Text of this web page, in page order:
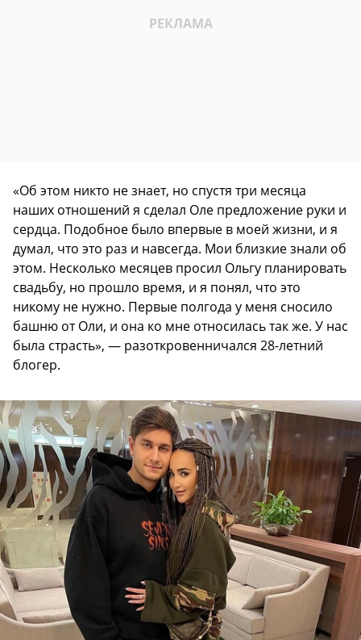
«Об этом никто не знает, но спустя три месяца
наших отношений я сделал Оле предложение руки и
сердца. Подобное было впервые в моей жизни, и я
думал, что это раз и навсегда. Мои близкие знали об
этом. Несколько месяцев просил Ольгу планировать
свадьбу, но прошло время, и я понял, что это
никому не нужно. Первые полгода у меня сносило
башню от Оли, и она ко мне относилась так же. У нас
была страсть», — разоткровенничался 28-летний
блогер.